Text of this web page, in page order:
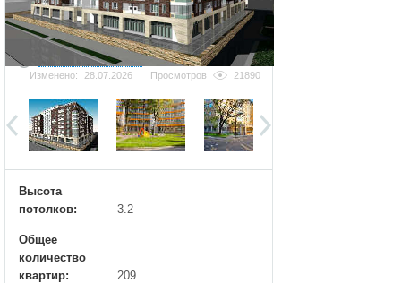
Добавить фотографию
Изменено:
28.07.2026 Просмотров 21890
Высота
потолков:
3.2
Общее
количество
квартир:
209